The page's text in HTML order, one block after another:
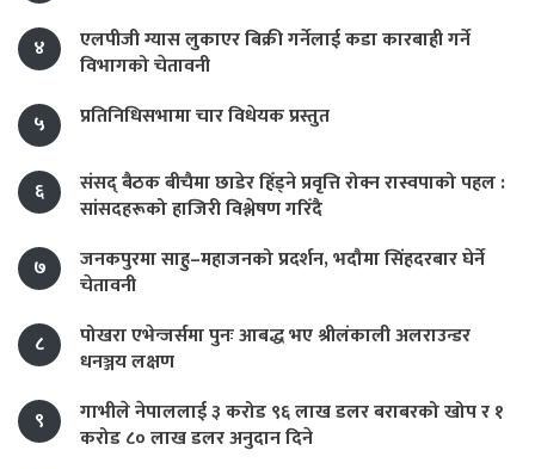
४
एलपीजी ग्यास लुकाएर बिक्री गर्नेलाई कडा कारबाही गर्ने
विभागको चेतावनी
५
प्रतिनिधिसभामा चार विधेयक प्रस्तुत
६
संसद् बैठक बीचैमा छाडेर हिँड्ने प्रवृत्ति रोक्न रास्वपाको पहल :
सांसदहरूको हाजिरी विश्लेषण गरिँदै
७
जनकपुरमा साहु–महाजनको प्रदर्शन, भदौमा सिंहदरबार घेर्ने
चेतावनी
८
पोखरा एभेन्जर्समा पुनः आबद्ध भए श्रीलंकाली अलराउन्डर
धनञ्जय लक्षण
९
गाभीले नेपाललाई ३ करोड ९६ लाख डलर बराबरको खोप र १
करोड ८० लाख डलर अनुदान दिने